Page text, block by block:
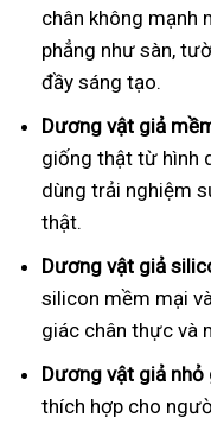
chân không mạnh
phẳng như sàn,
đầy sáng tạo.
Dương vật giả
giống thật từ hình
dùng trải nghiệm
thật.
Dương vật giả
silicon mềm mại
giác chân thực và
Dương vật giả
thích hợp cho